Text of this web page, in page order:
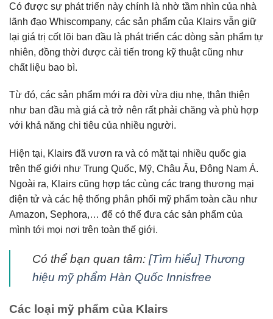
Có được sự phát triển này chính là nhờ tầm nhìn của nhà
lãnh đạo Whiscompany, các sản phẩm của Klairs vẫn giữ
lại giá trị cốt lõi ban đầu là phát triển các dòng sản phẩm tự
nhiên, đồng thời được cải tiến trong kỹ thuật cũng như
chất liệu bao bì.
Từ đó, các sản phẩm mới ra đời vừa dịu nhẹ, thân thiện
như ban đầu mà giá cả trở nên rất phải chăng và phù hợp
với khả năng chi tiêu của nhiều người.
Hiện tại, Klairs đã vươn ra và có mặt tại nhiều quốc gia
trên thế giới như Trung Quốc, Mỹ, Châu Âu, Đông Nam Á.
Ngoài ra, Klairs cũng hợp tác cùng các trang thương mại
điện tử và các hệ thống phân phối mỹ phẩm toàn cầu như
Amazon, Sephora,… để có thể đưa các sản phẩm của
mình tới mọi nơi trên toàn thế giới.
Có thể bạn quan tâm: [Tìm hiểu] Thương
hiệu mỹ phẩm Hàn Quốc Innisfree
Các loại mỹ phẩm của Klairs